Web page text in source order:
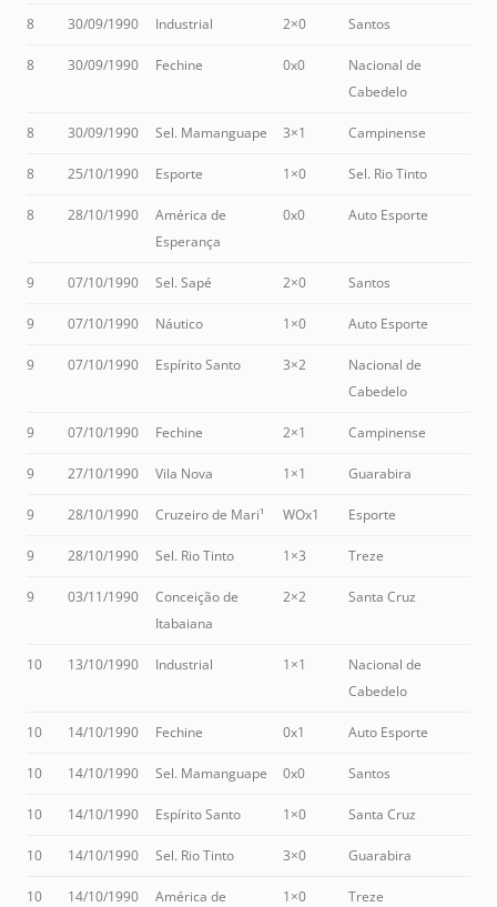
8 30/09/1990 Industrial 2×0 Santos
8 30/09/1990 Fechine 0x0
Nacional de
Cabedelo
8 30/09/1990 Sel. Mamanguape 3×1 Campinense
8 25/10/1990 Esporte 1×0 Sel. Rio Tinto
8 28/10/1990
América de
Esperança
0x0 Auto Esporte
9 07/10/1990 Sel. Sapé 2×0 Santos
9 07/10/1990 Náutico 1×0 Auto Esporte
9 07/10/1990 Espírito Santo 3×2
Nacional de
Cabedelo
9 07/10/1990 Fechine 2×1 Campinense
9 27/10/1990 Vila Nova 1×1 Guarabira
9 28/10/1990 Cruzeiro de Mari¹ WOx1 Esporte
9 28/10/1990 Sel. Rio Tinto 1×3 Treze
9 03/11/1990
Conceição de
Itabaiana
2×2 Santa Cruz
10 13/10/1990 Industrial 1×1
Nacional de
Cabedelo
10 14/10/1990 Fechine 0x1 Auto Esporte
10 14/10/1990 Sel. Mamanguape 0x0 Santos
10 14/10/1990 Espírito Santo 1×0 Santa Cruz
10 14/10/1990 Sel. Rio Tinto 3×0 Guarabira
10 14/10/1990
América de
1×0 Treze